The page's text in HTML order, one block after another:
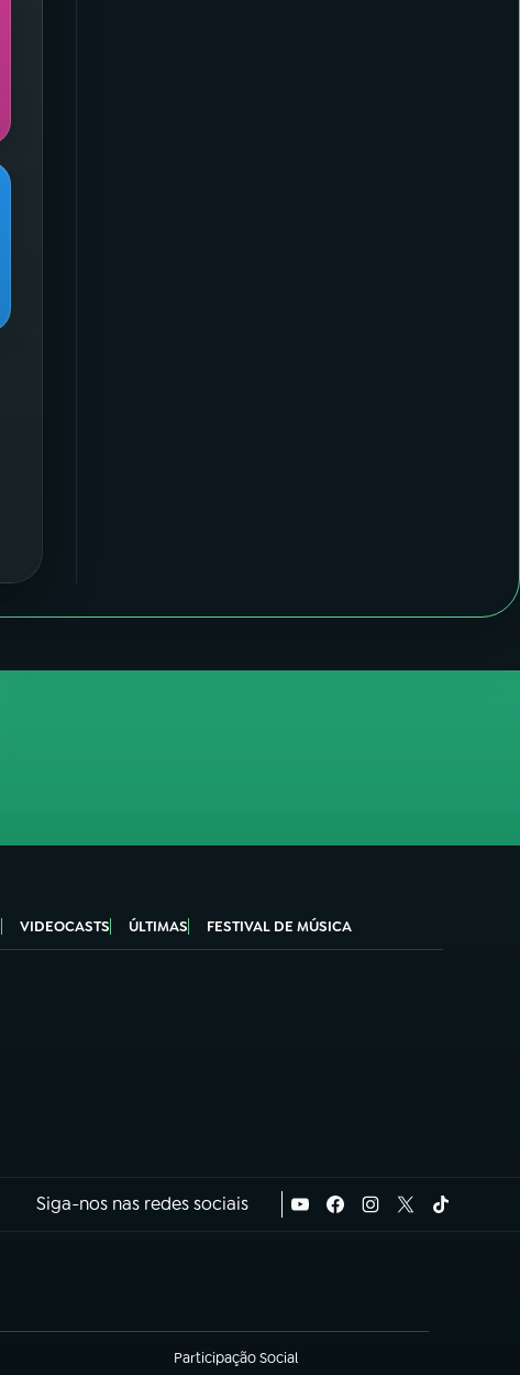
VIDEOCASTS ÚLTIMAS FESTIVAL DE MÚSICA
Siga-nos nas redes sociais
Participação Social
(abre em nova aba)